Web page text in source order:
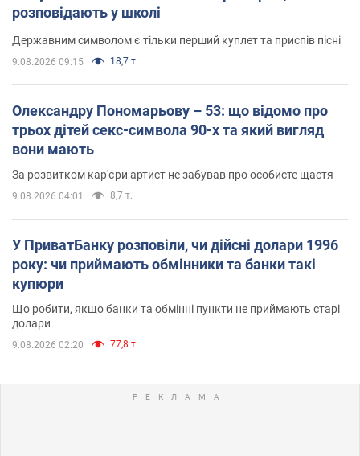
розповідають у школі
Державним символом є тільки перший куплет та приспів пісні
9.08.2026 09:15 18,7 т.
Олександру Пономарьову – 53: що відомо про
трьох дітей секс-символа 90-х та який вигляд
вони мають
За розвитком кар'єри артист не забував про особисте щастя
9.08.2026 04:01 8,7 т.
У ПриватБанку розповіли, чи дійсні долари 1996
року: чи приймають обмінники та банки такі
купюри
Що робити, якщо банки та обмінні пункти не приймають старі
долари
9.08.2026 02:20 77,8 т.